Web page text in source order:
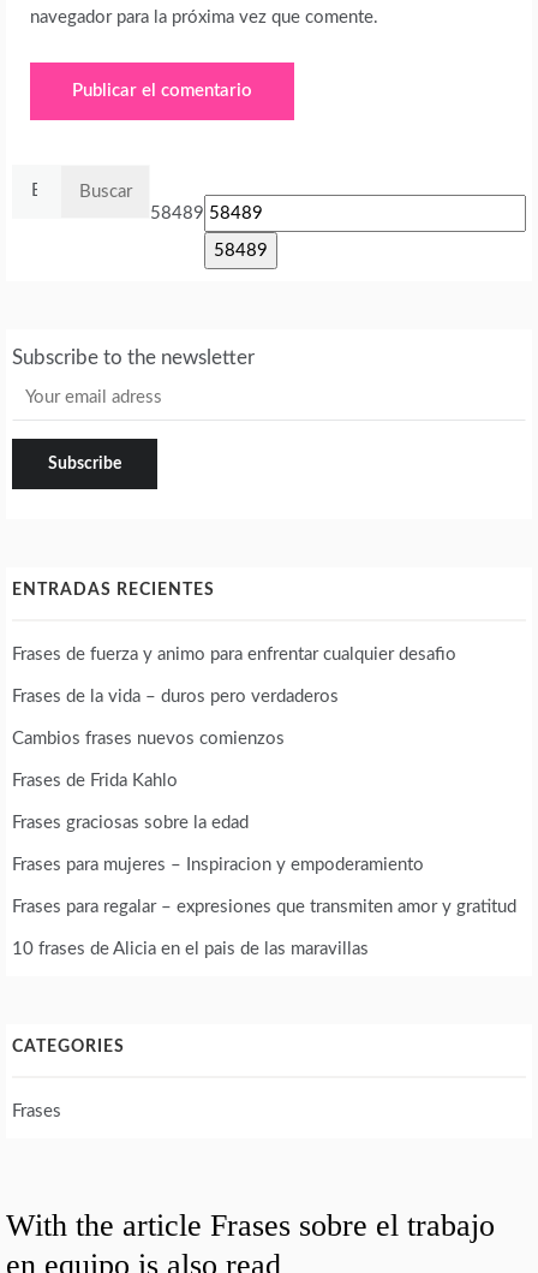
navegador para la próxima vez que comente.
58489
Subscribe to the newsletter
ENTRADAS RECIENTES
Frases de fuerza y animo para enfrentar cualquier desafio
Frases de la vida – duros pero verdaderos
Cambios frases nuevos comienzos
Frases de Frida Kahlo
Frases graciosas sobre la edad
Frases para mujeres – Inspiracion y empoderamiento
Frases para regalar – expresiones que transmiten amor y gratitud
10 frases de Alicia en el pais de las maravillas
CATEGORIES
Frases
With the article Frases sobre el trabajo
en equipo is also read